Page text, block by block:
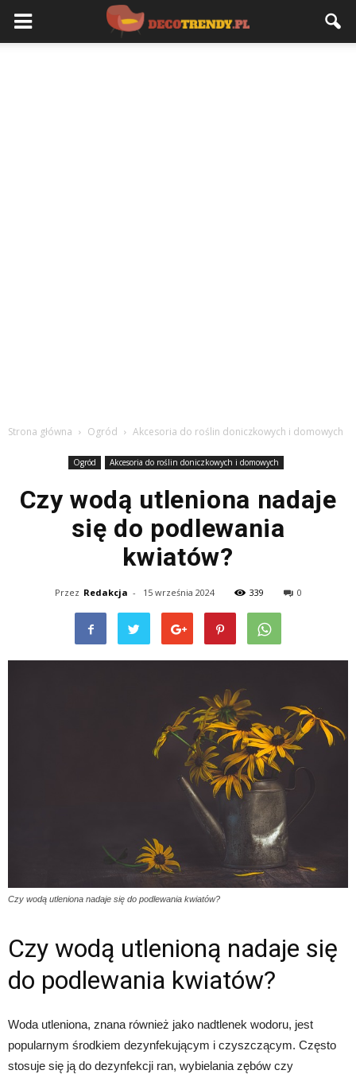
Strona główna Ogród Akcesoria do roślin doniczkowych i domowych
Ogród Akcesoria do roślin doniczkowych i domowych
Czy wodą utleniona nadaje
się do podlewania
kwiatów?
Przez Redakcja - 15 września 2024 339 0
Czy wodą utleniona nadaje się do podlewania kwiatów?
Czy wodą utlenioną nadaje się
do podlewania kwiatów?
Woda utleniona, znana również jako nadtlenek wodoru, jest
popularnym środkiem dezynfekującym i czyszczącym. Często
stosuje się ją do dezynfekcji ran, wybielania zębów czy